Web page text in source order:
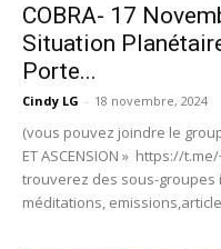
COBRA- 17
Situation
Porte...
Cindy LG - 18 novembre, 2024
(vous pouvez joindre le
ET ASCENSION » https://
trouverez des sous-groupes
méditations,